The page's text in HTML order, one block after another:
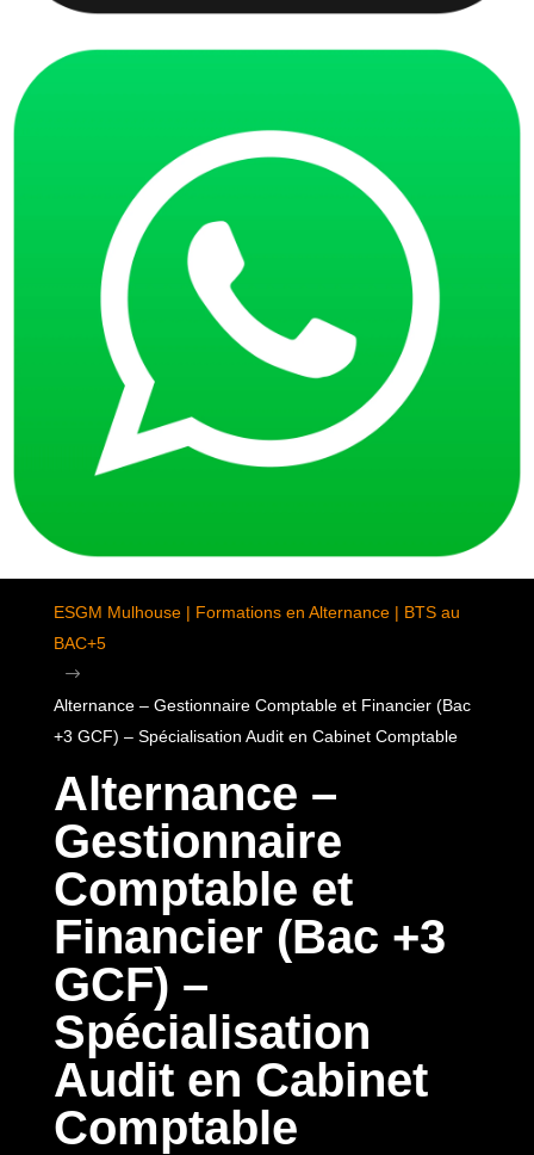
ESGM Mulhouse | Formations en Alternance | BTS au
BAC+5
$
Alternance – Gestionnaire Comptable et Financier (Bac
+3 GCF) – Spécialisation Audit en Cabinet Comptable
Alternance –
Gestionnaire
Comptable et
Financier (Bac +3
GCF) –
Spécialisation
Audit en Cabinet
Comptable